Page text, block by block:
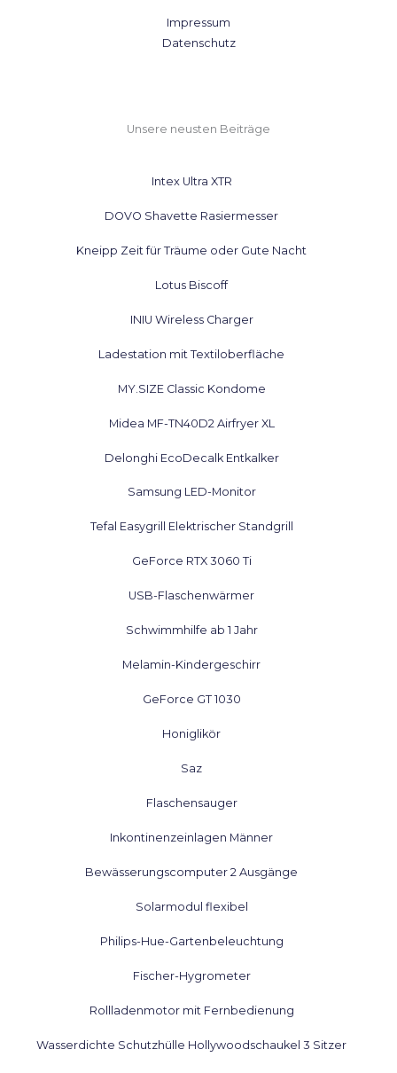
Impressum
Datenschutz
Unsere neusten Beiträge
Intex Ultra XTR
DOVO Shavette Rasiermesser
Kneipp Zeit für Träume oder Gute Nacht
Lotus Biscoff
INIU Wireless Charger
Ladestation mit Textiloberfläche
MY.SIZE Classic Kondome
Midea MF-TN40D2 Airfryer XL
Delonghi EcoDecalk Entkalker
Samsung LED-Monitor
Tefal Easygrill Elektrischer Standgrill
GeForce RTX 3060 Ti
USB-Flaschenwärmer
Schwimmhilfe ab 1 Jahr
Melamin-Kindergeschirr
GeForce GT 1030
Honiglikör
Saz
Flaschensauger
Inkontinenzeinlagen Männer
Bewässerungscomputer 2 Ausgänge
Solarmodul flexibel
Philips-Hue-Gartenbeleuchtung
Fischer-Hygrometer
Rollladenmotor mit Fernbedienung
Wasserdichte Schutzhülle Hollywoodschaukel 3 Sitzer